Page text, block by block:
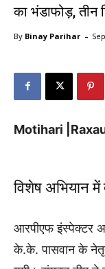
का भंडाफोड़, तीन
By Binay Parihar -
Motihari
विशेष अभियान में
आरपीएफ इंस्पेक्टर
के.के. पासवान के